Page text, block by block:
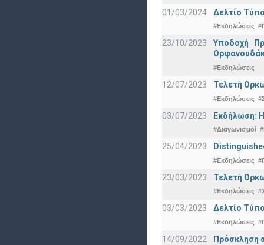
01/03/2024 Δελτίο
#Εκδηλώσεις
23/10/2023
Υποδοχή
#Εκδηλώσεις
12/07/2023 Τελετή
#Εκδηλώσεις
03/07/2023 Εκδήλωση:
#Διαγωνισμοί
25/04/2023
#Εκδηλώσεις
23/03/2023 Τελετή
#Εκδηλώσεις
03/03/2023 Δελτίο
#Εκδηλώσεις
14/09/2022 Πρόσκληση